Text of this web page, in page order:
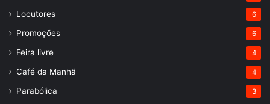
Locutores 6
Promoções 6
Feira livre 4
Café da Manhã 4
Parabólica 3